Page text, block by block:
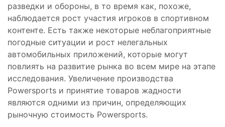
разведки и обороны, в то время как, похоже,
наблюдается рост участия игроков в спортивном
контенте. Есть также некоторые неблагоприятные
погодные ситуации и рост нелегальных
автомобильных приложений, которые могут
повлиять на развитие рынка во всем мире на этапе
исследования. Увеличение производства
Powersports и принятие товаров жадности
являются одними из причин, определяющих
рыночную стоимость Powersports.